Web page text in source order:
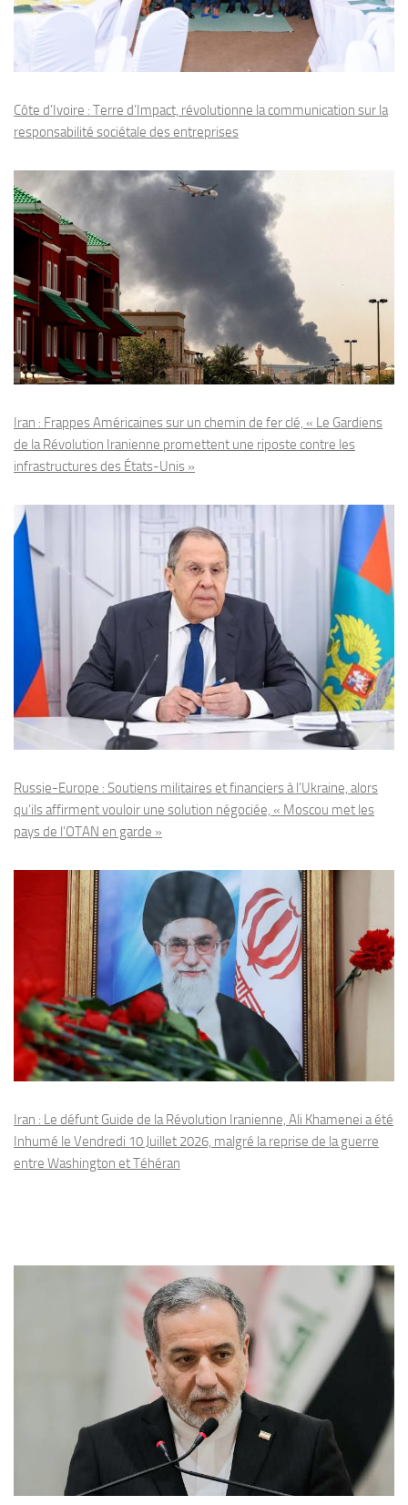
Côte d’Ivoire : Terre d’Impact, révolutionne la communication sur la
responsabilité sociétale des entreprises
Iran : Frappes Américaines sur un chemin de fer clé, « Le Gardiens
de la Révolution Iranienne promettent une riposte contre les
infrastructures des États-Unis »
Russie-Europe : Soutiens militaires et financiers à l’Ukraine, alors
qu’ils affirment vouloir une solution négociée, « Moscou met les
pays de l’OTAN en garde »
Iran : Le défunt Guide de la Révolution Iranienne, Ali Khamenei a été
Inhumé le Vendredi 10 Juillet 2026, malgré la reprise de la guerre
entre Washington et Téhéran